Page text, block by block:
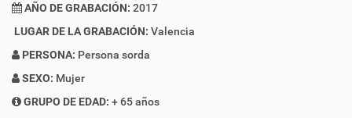
AÑO DE GRABACIÓN: 2017
LUGAR DE LA GRABACIÓN: Valencia
PERSONA: Persona sorda
SEXO: Mujer
GRUPO DE EDAD: + 65 años